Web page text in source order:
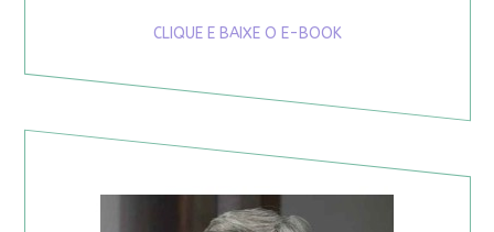
CLIQUE E BAIXE O E-BOOK